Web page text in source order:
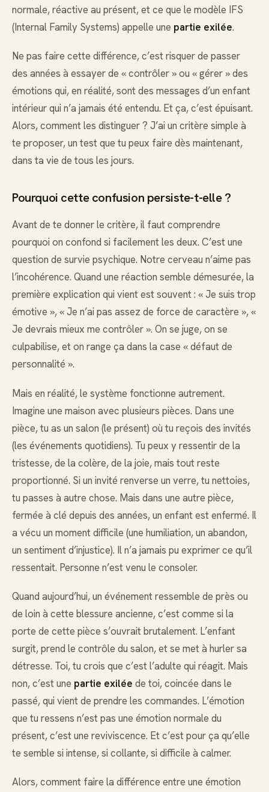
normale, réactive au présent, et ce que le modèle IFS
(Internal Family Systems) appelle une partie exilée.
Ne pas faire cette différence, c’est risquer de passer
des années à essayer de « contrôler » ou « gérer » des
émotions qui, en réalité, sont des messages d’un enfant
intérieur qui n’a jamais été entendu. Et ça, c’est épuisant.
Alors, comment les distinguer ? J’ai un critère simple à
te proposer, un test que tu peux faire dès maintenant,
dans ta vie de tous les jours.
Pourquoi cette confusion persiste-t-elle ?
Avant de te donner le critère, il faut comprendre
pourquoi on confond si facilement les deux. C’est une
question de survie psychique. Notre cerveau n’aime pas
l’incohérence. Quand une réaction semble démesurée, la
première explication qui vient est souvent : « Je suis trop
émotive », « Je n’ai pas assez de force de caractère », «
Je devrais mieux me contrôler ». On se juge, on se
culpabilise, et on range ça dans la case « défaut de
personnalité ».
Mais en réalité, le système fonctionne autrement.
Imagine une maison avec plusieurs pièces. Dans une
pièce, tu as un salon (le présent) où tu reçois des invités
(les événements quotidiens). Tu peux y ressentir de la
tristesse, de la colère, de la joie, mais tout reste
proportionné. Si un invité renverse un verre, tu nettoies,
tu passes à autre chose. Mais dans une autre pièce,
fermée à clé depuis des années, un enfant est enfermé. Il
a vécu un moment difficile (une humiliation, un abandon,
un sentiment d’injustice). Il n’a jamais pu exprimer ce qu’il
ressentait. Personne n’est venu le consoler.
Quand aujourd’hui, un événement ressemble de près ou
de loin à cette blessure ancienne, c’est comme si la
porte de cette pièce s’ouvrait brutalement. L’enfant
surgit, prend le contrôle du salon, et se met à hurler sa
détresse. Toi, tu crois que c’est l’adulte qui réagit. Mais
non, c’est une partie exilée de toi, coincée dans le
passé, qui vient de prendre les commandes. L’émotion
que tu ressens n’est pas une émotion normale du
présent, c’est une reviviscence. Et c’est pour ça qu’elle
te semble si intense, si collante, si difficile à calmer.
Alors, comment faire la différence entre une émotion